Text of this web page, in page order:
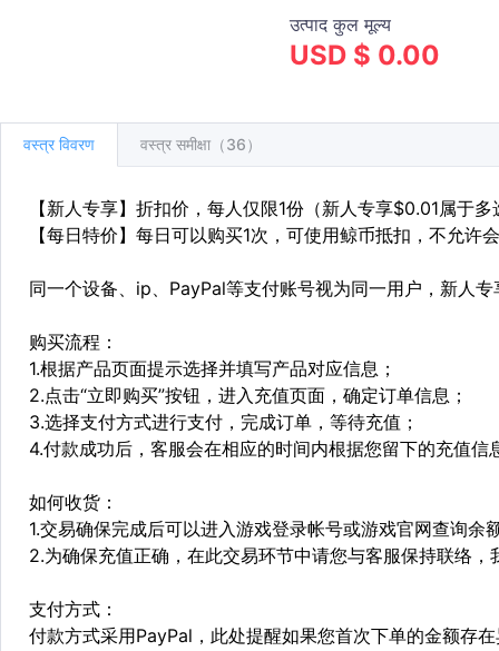
उत्पाद कुल मूल्य
USD $ 0.00
वस्त्र विवरण वस्त्र समीक्षा（36）
【新人专享】折扣价，每人仅限1份（新人专享$0.01属于
【每日特价】每日可以购买1次，可使用鲸币抵扣，不允许
同一个设备、ip、PayPal等支付账号视为同一用户，新人
购买流程：
1.根据产品页面提示选择并填写产品对应信息；
2.点击“立即购买”按钮，进入充值页面，确定订单信息；
3.选择支付方式进行支付，完成订单，等待充值；
4.付款成功后，客服会在相应的时间内根据您留下的充值
如何收货：
1.交易确保完成后可以进入游戏登录帐号或游戏官网查询余
2.为确保充值正确，在此交易环节中请您与客服保持联络
支付方式：
付款方式采用PayPal，此处提醒如果您首次下单的金额存